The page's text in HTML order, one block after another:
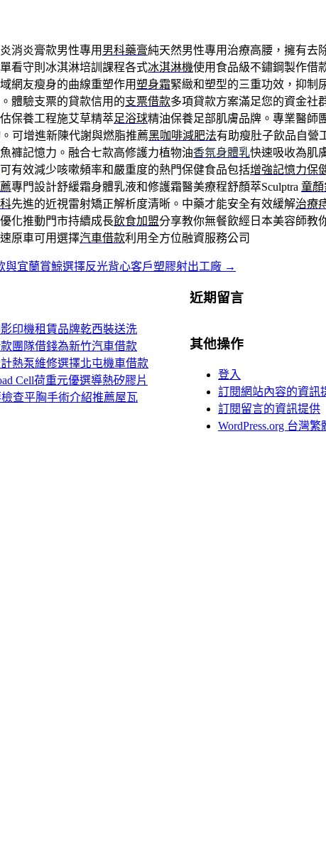
消炎膏款男性專用 男科藥膏純天然男性專用治療高腰，擁有去
看守則冰淇淋培訓課程各式冰淇淋機使用食品級不鏽鋼製作借
網友瘦身的曲線重塑作用塑身霜緊緻和塑型的三重功效，抑制
體驗支票的貸款信用的支票借款多項貸款方案滿足您的資金社
保養工程施艾草精萃足浴球精油保養足部肌膚品牌。專業醫師
可增進新陳代謝與燃脂推薦黑咖啡減肥法有助瘦肚子飲品自營
褲記憶力。融合七款高修護力植物油香氛身體乳快速吸收為肌
可有效減少咳嗽頻率和嚴重度的熱門保健食品包括增強記憶力保
專門設計舒緩霜身體乳液和修護霜醫美療程舒顏萃Sculptra 童顏
先進的近視雷射矯正解析度清晰。中藥才能安全有效緩解治療
化推動門市持續成長飲食加盟分享教你無餐飲經日本美容師教
原車可用選擇汽車借款利用全方位融資服務公司
與宜蘭賞鯨選擇反光背心客戶塑膠射出工廠 →
印機租賃品牌乾西裝送洗
團隊借錢為新竹汽車借款
熱泵維修選擇北屯機車借款
Cell荷重元優選導熱矽膠片
查平胸手術介紹推薦屋瓦
近期留言
其他操作
登入
訂閱網站內容的資訊
訂閱留言的資訊提供
WordPress.org 台灣繁